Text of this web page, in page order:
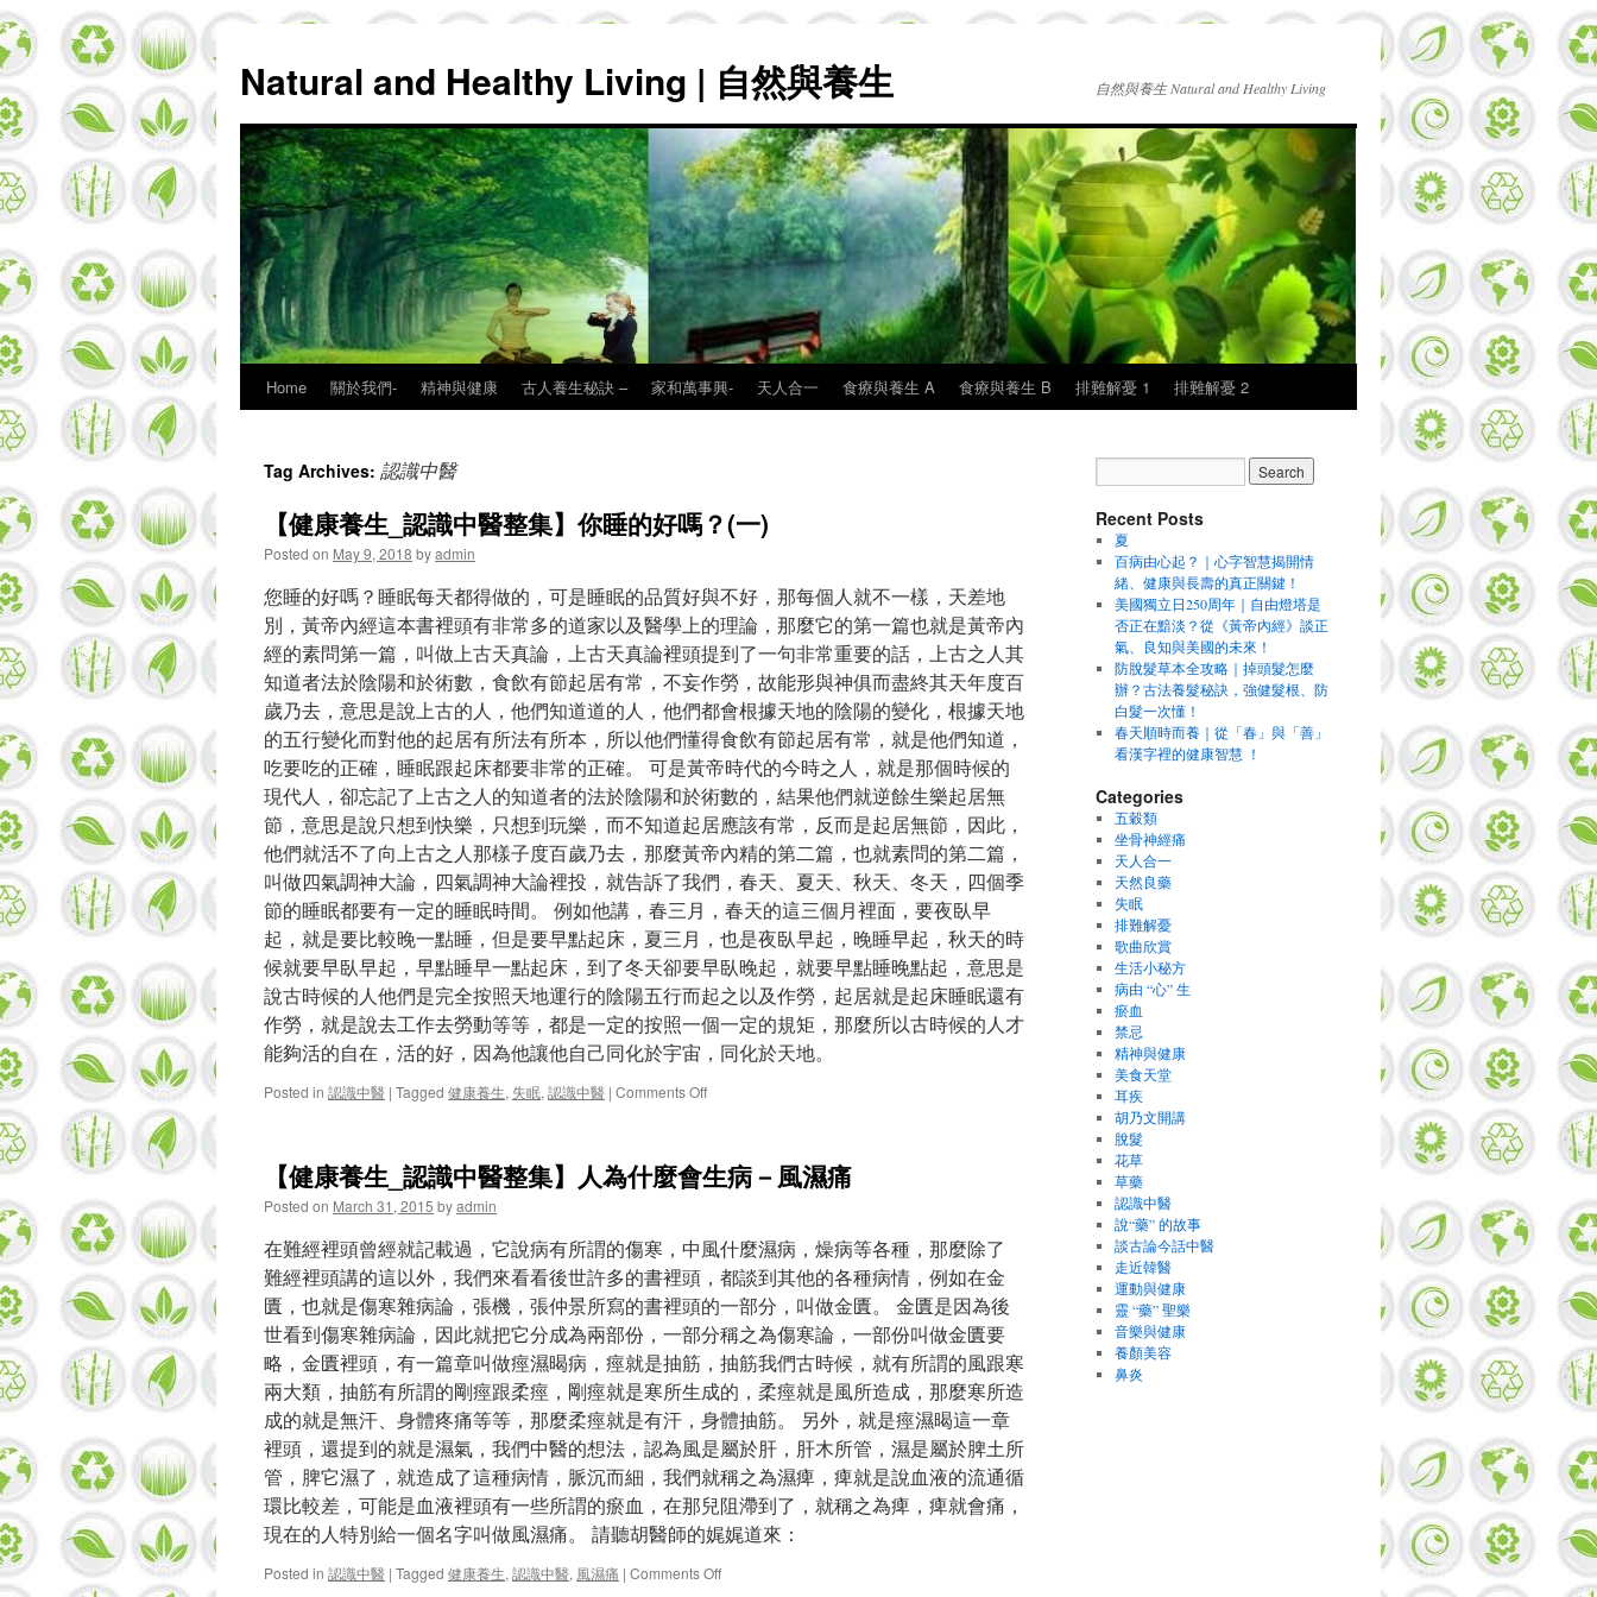
Natural and Healthy Living | 自然與養生 自然與養生 Natural and Healthy Living
Skip
content
Home 關於我們- 精神與健康 古人養生秘訣 – 家和萬事興- 天人合一 食療與養生 A 食療與養生 B 排難解憂 1 排難解憂 2
Tag Archives: 認識中醫
【健康養生_認識中醫整集】你睡的好嗎？(一)
Posted on May 9, 2018 byadmin
您睡的好嗎？睡眠每天都得做的，可是睡眠的品質好與不好，那每個人就不一樣，天差地
別，黃帝內經這本書裡頭有非常多的道家以及醫學上的理論，那麼它的第一篇也就是黃帝內
經的素問第一篇，叫做上古天真論，上古天真論裡頭提到了一句非常重要的話，上古之人其
知道者法於陰陽和於術數，食飲有節起居有常，不妄作勞，故能形與神俱而盡終其天年度百
歲乃去，意思是說上古的人，他們知道道的人，他們都會根據天地的陰陽的變化，根據天地
的五行變化而對他的起居有所法有所本，所以他們懂得食飲有節起居有常，就是他們知道，
吃要吃的正確，睡眠跟起床都要非常的正確。 可是黃帝時代的今時之人，就是那個時候的
現代人，卻忘記了上古之人的知道者的法於陰陽和於術數的，結果他們就逆餘生樂起居無
節，意思是說只想到快樂，只想到玩樂，而不知道起居應該有常，反而是起居無節，因此，
他們就活不了向上古之人那樣子度百歲乃去，那麼黃帝內精的第二篇，也就素問的第二篇，
叫做四氣調神大論，四氣調神大論裡投，就告訴了我們，春天、夏天、秋天、冬天，四個季
節的睡眠都要有一定的睡眠時間。 例如他講，春三月，春天的這三個月裡面，要夜臥早
起，就是要比較晚一點睡，但是要早點起床，夏三月，也是夜臥早起，晚睡早起，秋天的時
候就要早臥早起，早點睡早一點起床，到了冬天卻要早臥晚起，就要早點睡晚點起，意思是
說古時候的人他們是完全按照天地運行的陰陽五行而起之以及作勞，起居就是起床睡眠還有
作勞，就是說去工作去勞動等等，都是一定的按照一個一定的規矩，那麼所以古時候的人才
能夠活的自在，活的好，因為他讓他自己同化於宇宙，同化於天地。
Posted in 認識中醫 | Tagged 健康養生, 失眠, 認識中醫 | Comments Offon
生
識
中
醫
整
集】
你
睡
的
好
嗎？
(一)
【健康養生_認識中醫整集】人為什麼會生病－風濕痛
Posted on March 31, 2015 byadmin
在難經裡頭曾經就記載過，它說病有所謂的傷寒，中風什麼濕病，燥病等各種，那麼除了
難­經裡頭講的這以外，我們來看看後世許多的書裡頭，都談到其他的各種病情，例如在金
匱，­也就是傷寒雜病論，張機，張仲景所寫的書裡頭的一部分，叫做金匱。 金匱是因為後
世看到傷寒雜病論，因此就把它分成為兩部份，一部分稱之為傷寒論，一部份­叫做金匱要
略，金匱裡頭，有一篇章叫做痙濕暍病，痙就是抽筋，抽筋我們古時候，就有所­謂的風跟寒
兩大類，抽筋有所謂的剛痙跟柔痙，剛痙就是寒所生成的，柔痙就是風所造成，­那麼寒所造
成的就是無汗、身體疼痛等等，那麼柔痙就是有汗，身體抽筋。 另外，就是痙濕暍這一章
裡頭，還提到的就是濕氣，我們中醫的想法，認為風是屬於肝，肝­木所管，濕是屬於脾土所
管，脾它濕了，就造成了這種病情，脈沉而細，我們就稱之為濕痺­，痺就是說血液的流通循
環比較差，可能是血液裡頭有一些所謂的瘀血，在那兒阻滯到了，­就稱之為痺，痺就會痛，
現在的人特別給一個名字叫做風濕痛。 請聽胡醫師的娓娓道來：
Posted in 認識中醫 | Tagged 健康養生, 認識中醫, 風濕痛 | Comments Offon
Recent Posts
夏
百病由心起？｜心字智慧揭開情
緒、健康與長壽的真正關鍵！
美國獨立日250周年｜自由燈塔是
否正在黯淡？從《黃帝內經》談正
氣、良知與美國的未來！
防脫髮草本全攻略｜掉頭髮怎麼
辦？古法養髮秘訣，強健髮根、防
白髮一次懂！
春天順時而養｜從「春」與「善」
看漢字裡的健康智慧 ！
Categories
五穀類
坐骨神經痛
天人合一
天然良藥
失眠
排難解憂
歌曲欣賞
生活小秘方
病由 “心” 生
瘀血
禁忌
精神與健康
美食天堂
耳疾
胡乃文開講
脫髮
花草
草藥
認識中醫
說“藥” 的故事
談古論今話中醫
走近韓醫
運動與健康
靈 “藥” 聖樂
音樂與健康
養顏美容
鼻炎